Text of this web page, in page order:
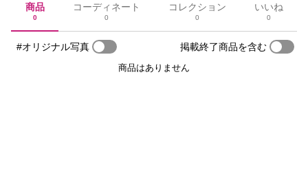
商品
0
コーディネート
0
コレクション
0
いいね
0
#オリジナル写真 掲載終了商品を含む
商品はありません